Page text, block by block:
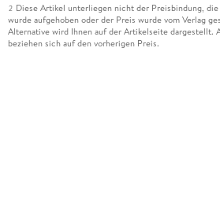
2 Diese Artikel unterliegen nicht der Preisbindung,
wurde aufgehoben oder der Preis wurde vom Verlag
Alternative wird Ihnen auf der Artikelseite dargestellt.
beziehen sich auf den vorherigen Preis.